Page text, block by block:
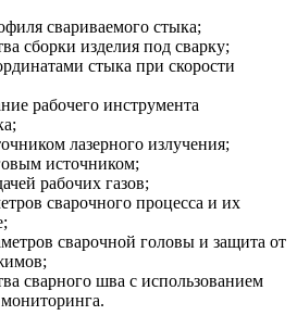
свариваемого стыка;
сборки изделия под сварку;
стыка при скорости
рабочего инструмента
лазерного излучения;
источником;
рабочих газов;
сварочного процесса и их
сварочной головы и защита от
сварного шва с использованием